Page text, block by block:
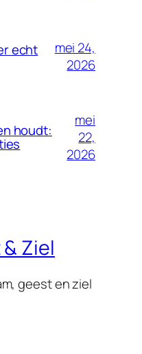
echt
mei 24,
2026
houdt:
mei
22,
2026
Ziel
geest en ziel